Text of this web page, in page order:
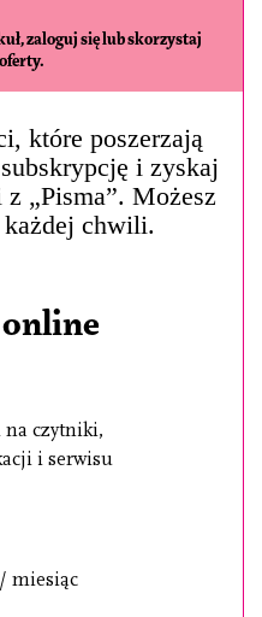
zaloguj się lub skorzystaj
które poszerzają
i zyskaj
z „Pisma”. Możesz
chwili.
na czytniki,
i serwisu
/ miesiąc